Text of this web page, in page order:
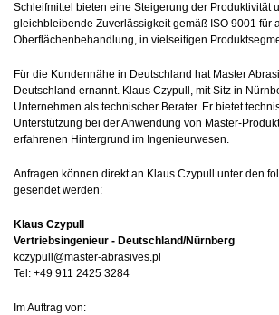
Schleifmittel bieten eine Steigerung der Produktivität
gleichbleibende Zuverlässigkeit gemäß ISO 9001 für
Oberflächenbehandlung, in vielseitigen
Für die Kundennähe in Deutschland hat Master
Deutschland ernannt. Klaus Czypull, mit Sitz in
Unternehmen als technischer Berater. Er bietet
Unterstützung bei der Anwendung von Master-
erfahrenen Hintergrund im Ingenieurwesen.
Anfragen können direkt an Klaus Czypull unter den
gesendet werden:
Klaus Czypull
Vertriebsingenieur - Deutschland/Nürnberg
kczypull@master-abrasives.pl
Tel: +49 911 2425 3284
Im Auftrag von: